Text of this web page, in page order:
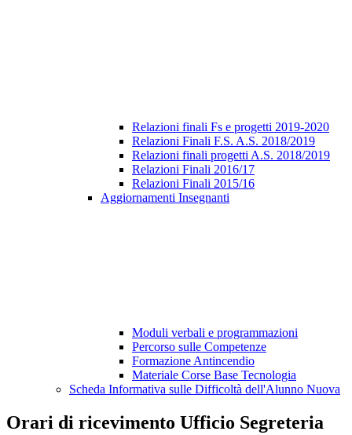
Relazioni finali Fs e progetti 2019-2020
Relazioni Finali F.S. A.S. 2018/2019
Relazioni finali progetti A.S. 2018/2019
Relazioni Finali 2016/17
Relazioni Finali 2015/16
Aggiornamenti Insegnanti
Moduli verbali e programmazioni
Percorso sulle Competenze
Formazione Antincendio
Materiale Corse Base Tecnologia
Scheda Informativa sulle Difficoltà dell'Alunno Nuova
Orari di ricevimento Ufficio Segreteria